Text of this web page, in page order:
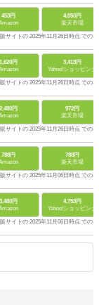
453円
4,050円
楽天市場
サイトの 2025年11月26日時点 での税
1,620円
3,413円
Yahoo!ショッピング
サイトの 2025年11月26日時点 での税
2,480円
972円
楽天市場
サイトの 2025年11月26日時点 での税
788円
788円
楽天市場
サイトの 2025年11月06日時点 での税
3,480円
4,753円
Yahoo!ショッピング
サイトの 2025年11月06日時点 での税